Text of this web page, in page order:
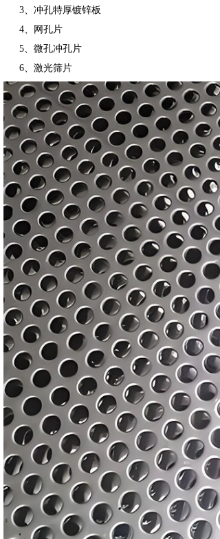
3、冲孔特厚镀锌板
4、网孔片
5、微孔冲孔片
6、激光筛片